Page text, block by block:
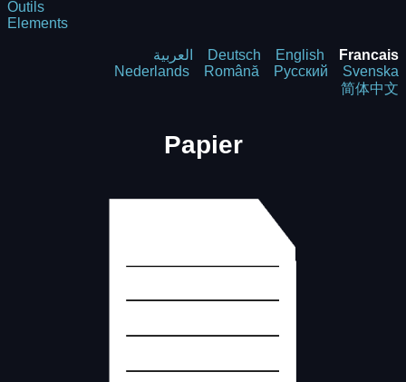
Outils
Elements
العربية Deutsch English
Francais
Nederlands
Română Русский
Svenska
简体中文
Papier